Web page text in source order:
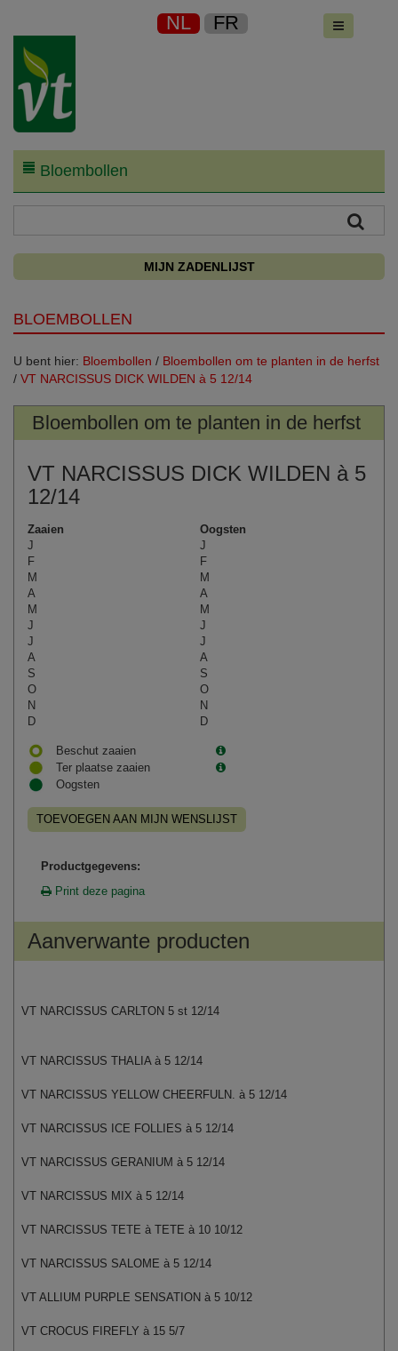
NL FR
Bloembollen
MIJN ZADENLIJST
BLOEMBOLLEN
U bent hier: Bloembollen / Bloembollen om te planten in de herfst
/ VT NARCISSUS DICK WILDEN à 5 12/14
Bloembollen om te planten in de herfst
VT NARCISSUS DICK WILDEN à 5
12/14
Zaaien
Oogsten
J
J
F
F
M
M
A
A
M
M
J
J
J
J
A
A
S
S
O
O
N
N
D
D
Beschut zaaien
Ter plaatse zaaien
Oogsten
TOEVOEGEN AAN MIJN WENSLIJST
Productgegevens:
Print deze pagina
Aanverwante producten
VT NARCISSUS CARLTON 5 st 12/14
VT NARCISSUS THALIA à 5 12/14
VT NARCISSUS YELLOW CHEERFULN. à 5 12/14
VT NARCISSUS ICE FOLLIES à 5 12/14
VT NARCISSUS GERANIUM à 5 12/14
VT NARCISSUS MIX à 5 12/14
VT NARCISSUS TETE à TETE à 10 10/12
VT NARCISSUS SALOME à 5 12/14
VT ALLIUM PURPLE SENSATION à 5 10/12
VT CROCUS FIREFLY à 15 5/7